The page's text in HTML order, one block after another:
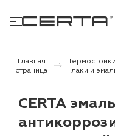
и дачи
Главная
страница
лаки и
CERTA